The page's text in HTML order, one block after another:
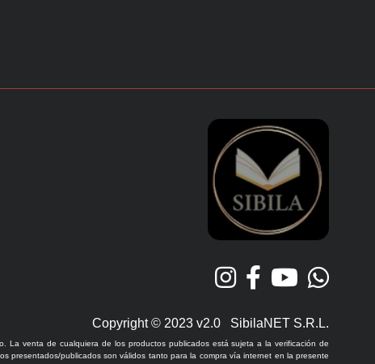
Copyright © 2023 v2.0 SibilaNET S.R.L.
La venta de cualquiera de los productos publicados está sujeta a la verificación de
presentados/publicados son válidos tanto para la compra vía internet en la presente